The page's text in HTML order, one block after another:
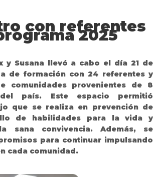
con referentes
2025
y Susana llevó a cabo el día 21 de
de formación con 24 referentes y
comunidades provenientes de 8
del país. Este espacio permitió
que se realiza en prevención de
de habilidades para la vida y
sana convivencia. Además, se
para continuar impulsando
cada comunidad.